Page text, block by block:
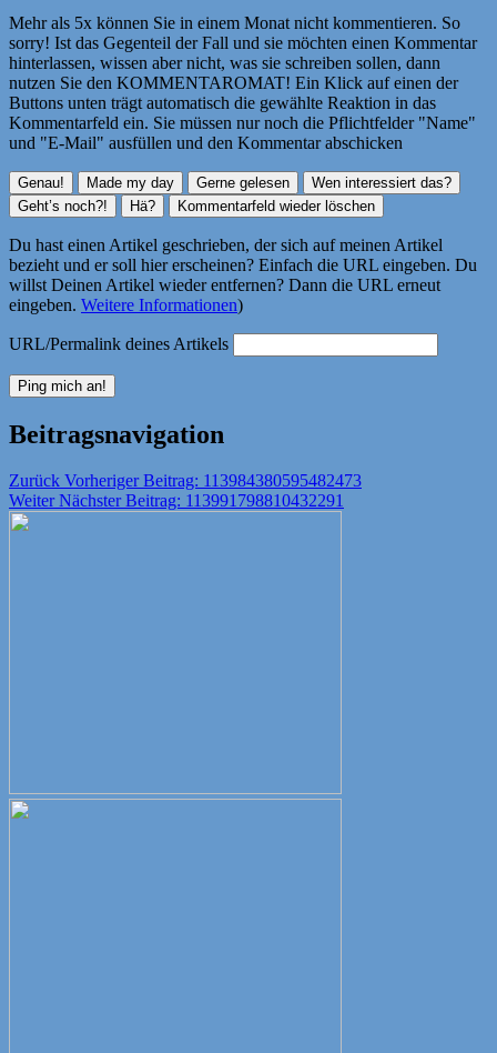
Mehr als 5x können Sie in einem Monat nicht kommentieren. So
sorry! Ist das Gegenteil der Fall und sie möchten einen Kommentar
hinterlassen, wissen aber nicht, was sie schreiben sollen, dann
nutzen Sie den KOMMENTAROMAT! Ein Klick auf einen der
Buttons unten trägt automatisch die gewählte Reaktion in das
Kommentarfeld ein. Sie müssen nur noch die Pflichtfelder "Name"
und "E-Mail" ausfüllen und den Kommentar abschicken
Du hast einen Artikel geschrieben, der sich auf meinen Artikel
bezieht und er soll hier erscheinen? Einfach die URL eingeben. Du
willst Deinen Artikel wieder entfernen? Dann die URL erneut
eingeben. Weitere Informationen)
URL/Permalink deines Artikels
Beitragsnavigation
Zurück Vorheriger Beitrag: 113984380595482473
Weiter Nächster Beitrag: 113991798810432291